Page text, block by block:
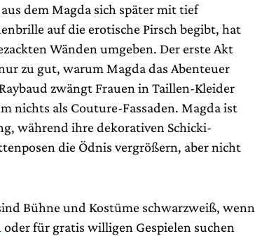
dem Magda sich später mit tief
auf die erotische Pirsch begibt, hat
Wänden umgeben. Der erste Akt
zu gut, warum Magda das Abenteuer
zwängt Frauen in Taillen-Kleider
nichts als Couture-Fassaden. Magda ist
während ihre dekorativen Schicki-
die Ödnis vergrößern, aber nicht
Bühne und Kostüme schwarzweiß, wenn
für gratis willigen Gespielen suchen